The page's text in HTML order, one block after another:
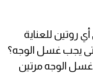
روتين للعناية
يجب غسل الوجه؟
غسل الوجه مرتين